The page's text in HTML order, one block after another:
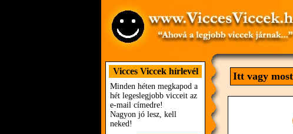
Vicces Viccek hírlevél
Minden héten megkapod a
hét legeslegjobb vicceit az
e-mail címedre!
Nagyon jó lesz, kell
neked!
Itt vagy